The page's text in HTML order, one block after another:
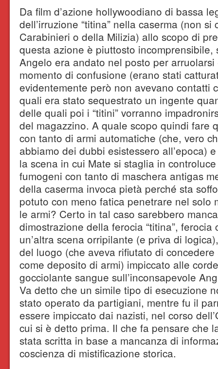
Da film d’azione hollywoodiano di bassa
dell’irruzione “titina” nella caserma (non si
Carabinieri o della Milizia) allo scopo di
questa azione è piuttosto incomprensibile,
Angelo era andato nel posto per
momento di confusione (erano stati
evidentemente però non avevano contatti
quali era stato sequestrato un ingente
delle quali poi i “titini” vorranno
del magazzino. A quale scopo quindi fare
con tanto di armi automatiche (che, vero
abbiamo dei dubbi esistessero all’epoca)
la scena in cui Mate si staglia in
fumogeni con tanto di maschera antigas
della caserma invoca pietà perché sta
potuto con meno fatica penetrare nel solo
le armi? Certo in tal caso sarebbero
dimostrazione della ferocia “titina”,
un’altra scena orripilante (e priva di
del luogo (che aveva rifiutato di concedere
come deposito di armi) impiccato alle
gocciolante sangue sull’inconsapevole
Va detto che un simile tipo di esecuzione
stato operato da partigiani, mentre fu il
essere impiccato dai nazisti, nel corso
cui si è detto prima. Il che fa pensare che
stata scritta in base a mancanza di
coscienza di mistificazione storica.